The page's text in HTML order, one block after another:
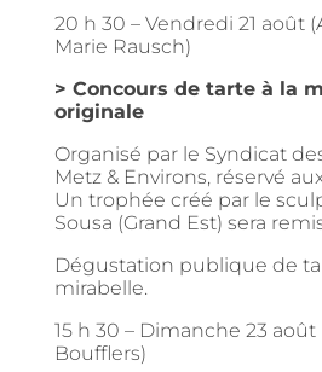
20 h 30 – Vendredi 21 août
Marie Rausch)
> Concours de tarte à la
originale
Organisé par le Syndicat
Metz & Environs, réservé
Un trophée créé par le
Sousa (Grand Est) sera
Dégustation publique de
mirabelle.
15 h 30 – Dimanche 23 août
Boufflers)